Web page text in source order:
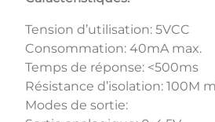
Tension d’utilisation: 5VCC
Consommation: 40mA max.
Temps de réponse: <500ms
Résistance d’isolation: 100M
Modes de sortie: